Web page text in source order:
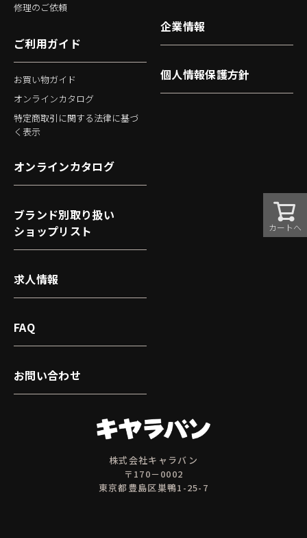
カートへ
株式会社キャラバン
〒170－0002
東京都豊島区巣鴨1-25-7
修理のご依頼
ご利用ガイド
お買い物ガイド
オンラインカタログ
特定商取引に関する法律に基づ
く表示
企業情報
個人情報保護方針
オンラインカタログ
ブランド別取り扱い
ショップリスト
求人情報
FAQ
お問い合わせ